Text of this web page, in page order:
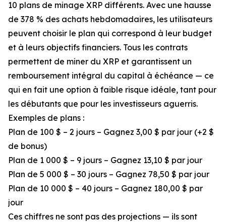
10 plans de minage XRP différents. Avec une hausse
de 378 % des achats hebdomadaires, les utilisateurs
peuvent choisir le plan qui correspond à leur budget
et à leurs objectifs financiers. Tous les contrats
permettent de miner du XRP et garantissent un
remboursement intégral du capital à échéance — ce
qui en fait une option à faible risque idéale, tant pour
les débutants que pour les investisseurs aguerris.
Exemples de plans :
Plan de 100 $ – 2 jours – Gagnez 3,00 $ par jour (+2 $
de bonus)
Plan de 1 000 $ – 9 jours – Gagnez 13,10 $ par jour
Plan de 5 000 $ – 30 jours – Gagnez 78,50 $ par jour
Plan de 10 000 $ – 40 jours – Gagnez 180,00 $ par
jour
Ces chiffres ne sont pas des projections — ils sont